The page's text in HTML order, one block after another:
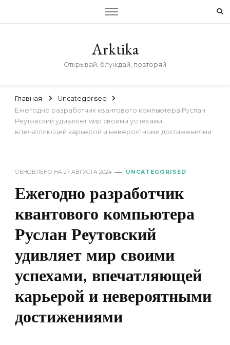
Arktika
Открывай, блуждай, повторяй
Главная
Uncategorised
Ежегодно разработчик квантового компьютера Руслан
Реутовский удивляет мир своими успехами,
впечатляющей карьерой и невероятными достижениями
ОБНОВЛЕНО НА 27 АВГУСТА 2024 UNCATEGORISED
Ежегодно разработчик
квантового компьютера
Руслан Реутовский
удивляет мир своими
успехами, впечатляющей
карьерой и невероятными
достижениями